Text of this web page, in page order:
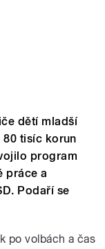
dětí mladší
tisíc korun
program
práce a
Podaří se
po volbách a čas